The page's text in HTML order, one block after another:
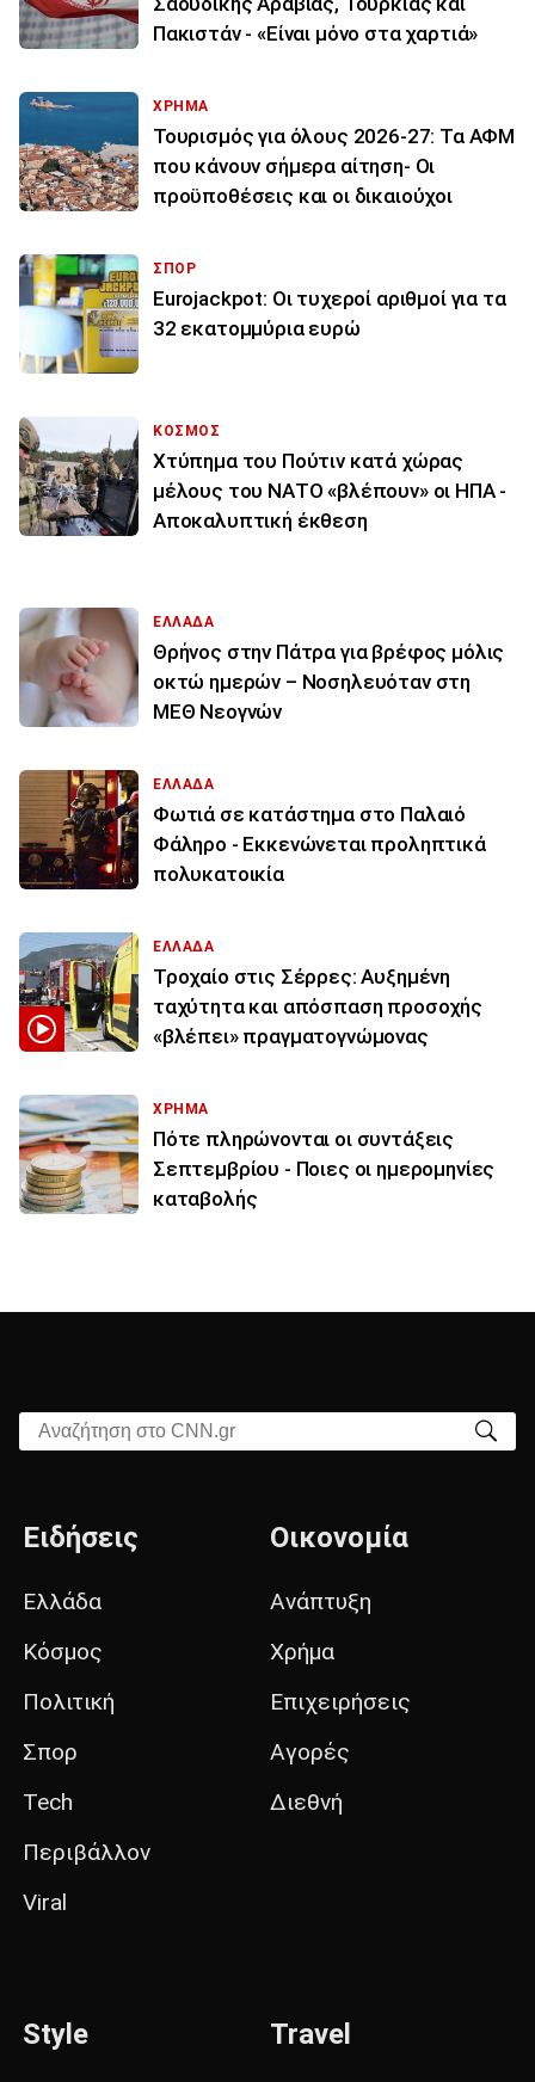
Πακιστάν - «Είναι μόνο στα χαρτιά»
ΧΡΗΜΑ
Τουρισμός για όλους 2026-27: Τα ΑΦΜ
που κάνουν σήμερα αίτηση- Οι
προϋποθέσεις και οι δικαιούχοι
ΣΠΟΡ
Eurojackpot: Οι τυχεροί αριθμοί για τα
32 εκατoμμύρια ευρώ
ΚΟΣΜΟΣ
Χτύπημα του Πούτιν κατά χώρας
μέλους του ΝΑΤΟ «βλέπουν» οι ΗΠΑ -
Αποκαλυπτική έκθεση
ΕΛΛΑΔΑ
Θρήνος στην Πάτρα για βρέφος μόλις
οκτώ ημερών – Νοσηλευόταν στη
ΜΕΘ Νεογνών
ΕΛΛΑΔΑ
Φωτιά σε κατάστημα στο Παλαιό
Φάληρο - Εκκενώνεται προληπτικά
πολυκατοικία
ΕΛΛΑΔΑ
Τροχαίο στις Σέρρες: Αυξημένη
ταχύτητα και απόσπαση προσοχής
«βλέπει» πραγματογνώμονας
ΧΡΗΜΑ
Πότε πληρώνονται οι συντάξεις
Σεπτεμβρίου - Ποιες οι ημερομηνίες
καταβολής
Αναζήτηση στο CNN.gr
Ειδήσεις
Ελλάδα
Κόσμος
Πολιτική
Σπορ
Tech
Περιβάλλον
Viral
Οικονομία
Ανάπτυξη
Χρήμα
Επιχειρήσεις
Αγορές
Διεθνή
Style Travel